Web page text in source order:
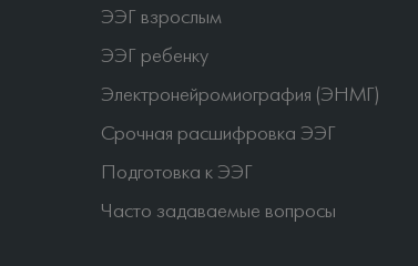
ЭЭГ взрослым
ЭЭГ ребенку
Электронейромиография (ЭНМГ)
Срочная расшифровка ЭЭГ
Подготовка к ЭЭГ
Часто задаваемые вопросы